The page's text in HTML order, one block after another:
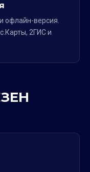
офлайн-версия.
2ГИС и